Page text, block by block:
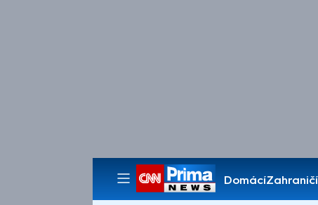
DomácíZahraničí
Pořady